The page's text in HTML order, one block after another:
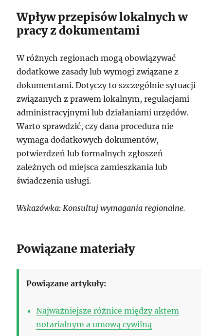
Wpływ przepisów lokalnych w
pracy z dokumentami
W różnych regionach mogą obowiązywać
dodatkowe zasady lub wymogi związane z
dokumentami. Dotyczy to szczególnie sytuacji
związanych z prawem lokalnym, regulacjami
administracyjnymi lub działaniami urzędów.
Warto sprawdzić, czy dana procedura nie
wymaga dodatkowych dokumentów,
potwierdzeń lub formalnych zgłoszeń
zależnych od miejsca zamieszkania lub
świadczenia usługi.
Wskazówka: Konsultuj wymagania regionalne.
Powiązane materiały
Powiązane artykuły:
Najważniejsze różnice między aktem
notarialnym a umową cywilną